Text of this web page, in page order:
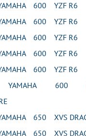
600 YZF R6
600 YZF R6
600 YZF R6
600 YZF R6
600 YZF R6
YAMAHA 600
650 XVS
650 XVS